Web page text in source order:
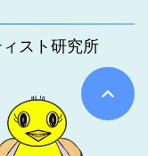
スト研究所